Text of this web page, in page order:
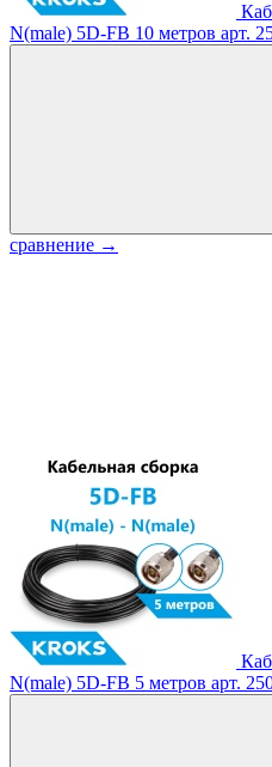
N(male) 5D-FB 10 метров арт.
сравнение →
N(male) 5D-FB 5 метров арт.